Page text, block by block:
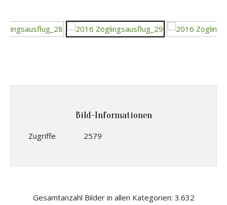
Bild-Informationen
Zugriffe 2579
Gesamtanzahl Bilder in allen Kategorien: 3.632